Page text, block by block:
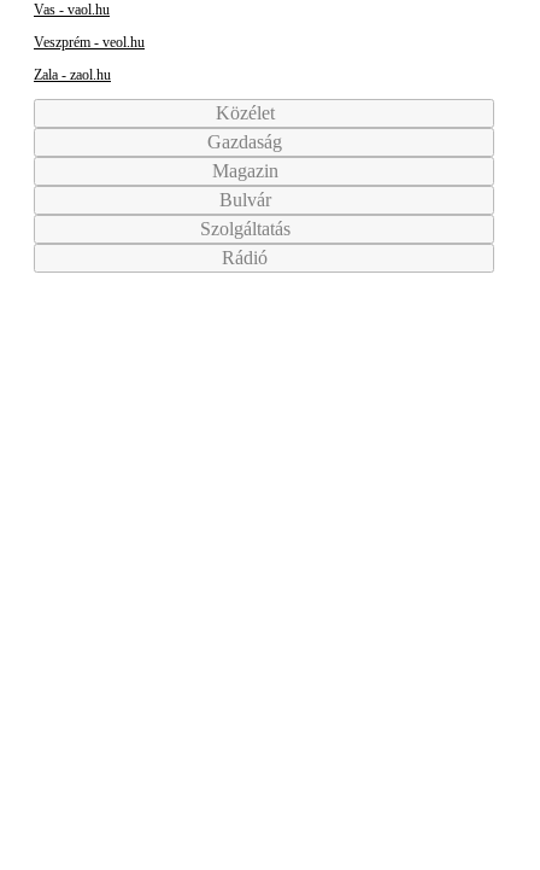
Vas - vaol.hu
Veszprém - veol.hu
Zala - zaol.hu
Közélet
Gazdaság
Magazin
Bulvár
Szolgáltatás
Rádió